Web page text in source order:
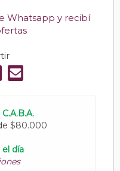
Whatsapp y recibí
$80.000
el día